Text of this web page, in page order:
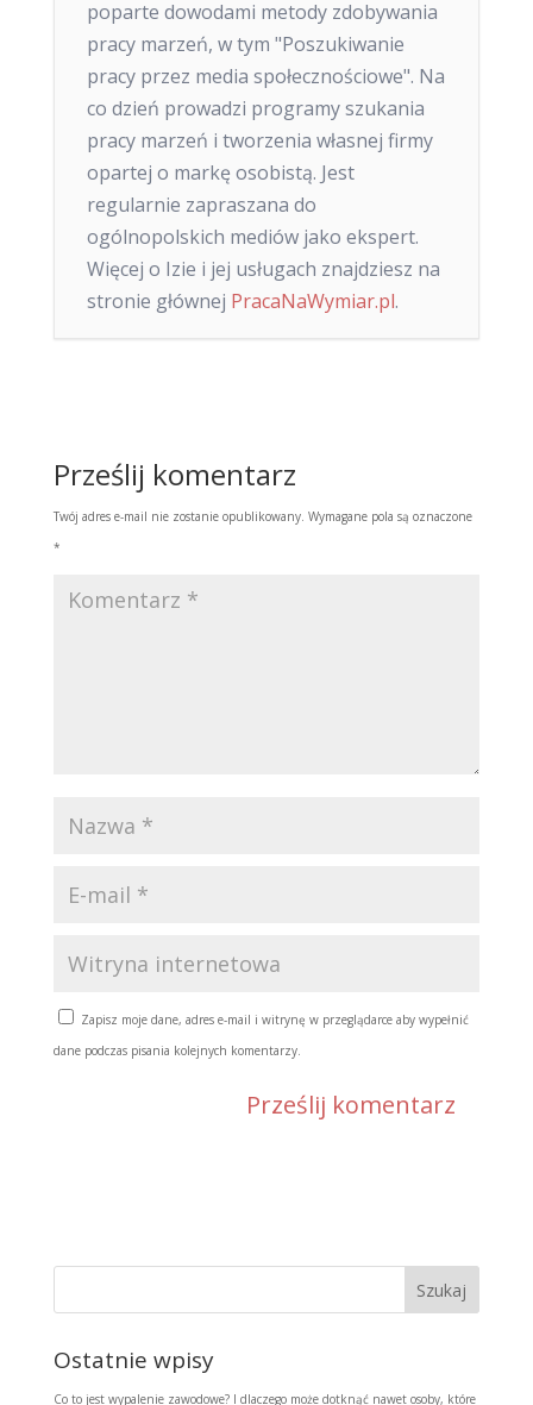
poparte dowodami metody zdobywania
pracy marzeń, w tym "Poszukiwanie
pracy przez media społecznościowe". Na
co dzień prowadzi programy szukania
pracy marzeń i tworzenia własnej firmy
opartej o markę osobistą. Jest
regularnie zapraszana do
ogólnopolskich mediów jako ekspert.
Więcej o Izie i jej usługach znajdziesz na
stronie głównej PracaNaWymiar.pl.
Prześlij komentarz
Twój adres e-mail nie zostanie opublikowany. Wymagane pola są oznaczone
*
Zapisz moje dane, adres e-mail i witrynę w przeglądarce aby wypełnić
dane podczas pisania kolejnych komentarzy.
Ostatnie wpisy
Co to jest wypalenie zawodowe? I dlaczego może dotknąć nawet osoby, które